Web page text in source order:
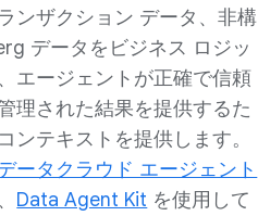
ンザクション データ、非構
データをビジネス ロジッ
エージェントが正確で信頼
理された結果を提供するた
ンテキストを提供します。
ータクラウド エージェント
Data Agent Kit を使用して